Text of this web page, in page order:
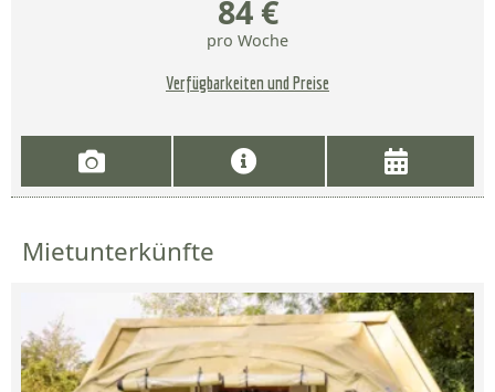
84 €
pro Woche
Verfügbarkeiten und Preise
Mietunterkünfte